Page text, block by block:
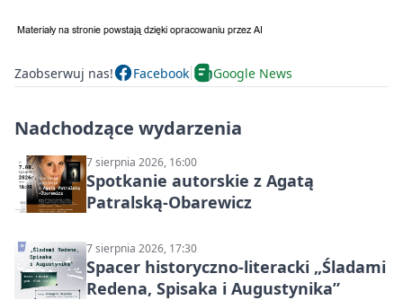
Zaobserwuj nas! Facebook Google News
Nadchodzące wydarzenia
7 sierpnia 2026, 16:00
Spotkanie autorskie z Agatą
Patralską-Obarewicz
7 sierpnia 2026, 17:30
Spacer historyczno-literacki „Śladami
Redena, Spisaka i Augustynika”